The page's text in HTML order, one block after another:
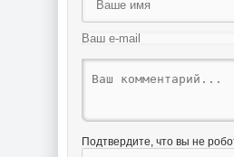
HMS DIDO [Maly
Modelarz 1988-
04-05] из бумаги
Подтвердите, что вы не